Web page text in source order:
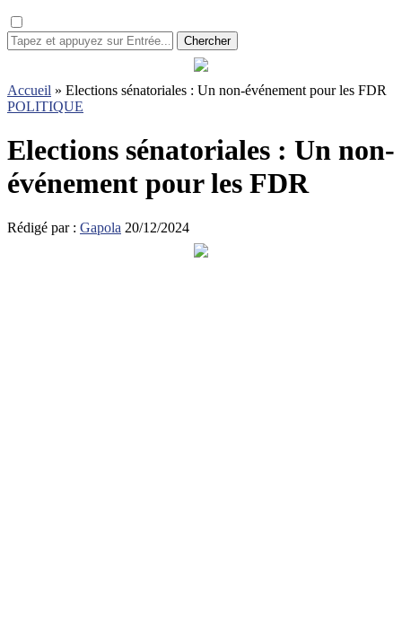
Chercher
Accueil » Elections sénatoriales : Un non-événement pour les FDR
POLITIQUE
Elections sénatoriales : Un non-
événement pour les FDR
Rédigé par : Gapola 20/12/2024